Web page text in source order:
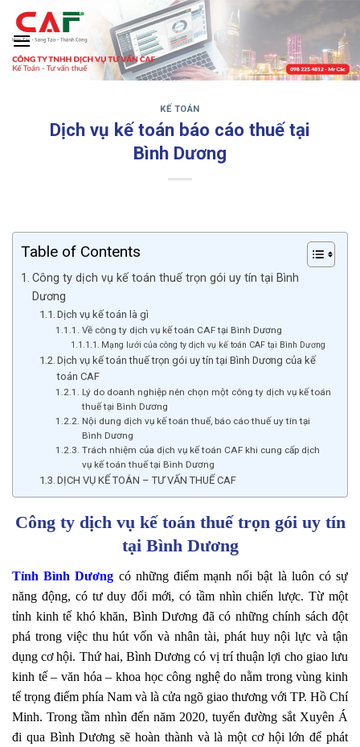
Skip
content
‹ ›
KẾ TOÁN
Dịch vụ kế toán báo cáo thuế tại
Bình Dương
Table of Contents
Công ty dịch vụ kế toán thuế trọn gói uy tín tại Bình
Dương
Dịch vụ kế toán là gì
Về công ty dịch vụ kế toán CAF tại Bình Dương
Mạng lưới của công ty dịch vụ kế toán CAF tại Bình Dương
Dịch vụ kế toán thuế trọn gói uy tín tại Bình Dương của kế
toán CAF
Lý do doanh nghiệp nên chọn một công ty dịch vụ kế toán
thuế tại Bình Dương
Nội dung dịch vụ kế toán thuế, báo cáo thuế uy tín tại
Bình Dương
Trách nhiệm của dịch vụ kế toán CAF khi cung cấp dịch
vụ kế toán thuế tại Bình Dương
DỊCH VỤ KẾ TOÁN – TƯ VẤN THUẾ CAF
Công ty dịch vụ kế toán thuế trọn gói uy tín
tại Bình Dương
Tỉnh Bình Dương có những điểm mạnh nổi bật là luôn có sự
năng động, có tư duy đổi mới, có tầm nhìn chiến lược. Từ một
tỉnh kinh tế khó khăn, Bình Dương đã có những chính sách đột
phá trong việc thu hút vốn và nhân tài, phát huy nội lực và tận
dụng cơ hội. Thứ hai, Bình Dương có vị trí thuận lợi cho giao lưu
kinh tế – văn hóa – khoa học công nghệ do nằm trong vùng kinh
tế trọng điểm phía Nam và là cửa ngõ giao thương với TP. Hồ Chí
Minh. Trong tầm nhìn đến năm 2020, tuyến đường sắt Xuyên Á
đi qua Bình Dương sẽ hoàn thành và là một cơ hội lớn để phát